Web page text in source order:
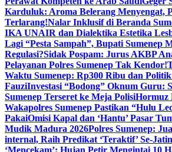
Karduluk: Aroma Belerang Menyengat,
Terlarang!Nalar Inklusif di Beranda
IKA UNAIR dan Dialektika Estetika
Lagi “Pesta Sampah”, Bupati Sumenep
Regulasi?Sidak Pospam: Jurus AKBP
Pelayanan Polres Sumenep Tak Kendor!
Waktu Sumenep: Rp300 Ribu dan
FauziInvestasi “Bodong” Oknum Guru:
Sumenep Terseret ke Meja PolisiHormuz
Wakapolres Sumenep Pastikan “Hulu
PakaiOmisi Kapal dan ‘Hantu’ Pasar
Mudik Madura 2026Polres Sumenep:
internal, Raih Predikat ‘Teraktif’ Se-
‘Mencekam’: Hujan Petir Mengintai 10